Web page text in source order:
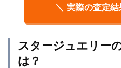
＼ 実際の査定
スタージュエリー
は？